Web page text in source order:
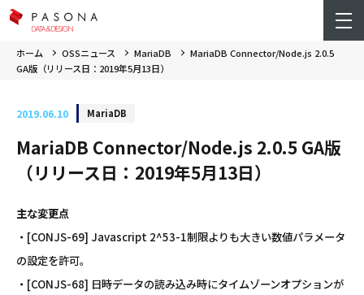
ホーム OSSニュース MariaDB
MariaDB Connector/Node.js 2.0.5
GA版（リリース日：2019年5月13日）
2019.06.10 MariaDB
MariaDB Connector/Node.js 2.0.5 GA版
（リリース日：2019年5月13日）
主な変更点
・[CONJS-69] Javascript 2^53-1制限よりも大きい数値パラメータ
の設定を許可。
・[CONJS-68] 日時データの読み込み時にタイムゾーンオプションが